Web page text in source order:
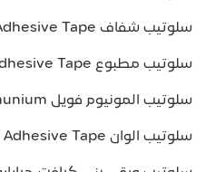
سلوتيب شفاف Scotch Adhesive Tape
سلوتيب مطبوع Printed Adhesive Tape
سلوتيب المونيوم فويل Adhesive tape almunium
سلوتيب الوان Colored Adhesive Tape